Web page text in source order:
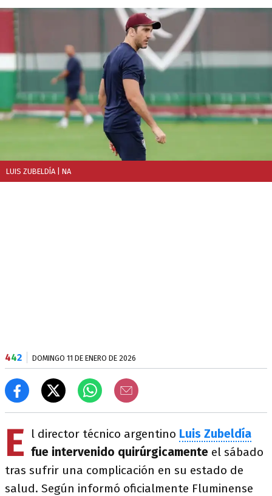
LUIS ZUBELDÍA | NA
442 DOMINGO 11 DE ENERO DE 2026
E l director técnico argentino Luis Zubeldía
fue intervenido quirúrgicamente el sábado
tras sufrir una complicación en su estado de
salud. Según informó oficialmente Fluminense